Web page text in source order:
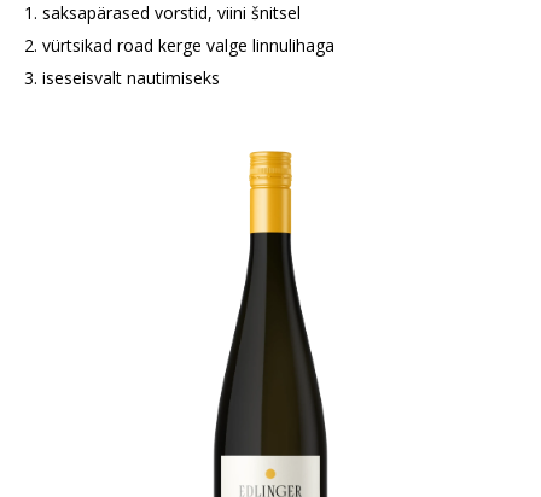
1. saksapärased vorstid, viini šnitsel
2. vürtsikad road kerge valge linnulihaga
3. iseseisvalt nautimiseks